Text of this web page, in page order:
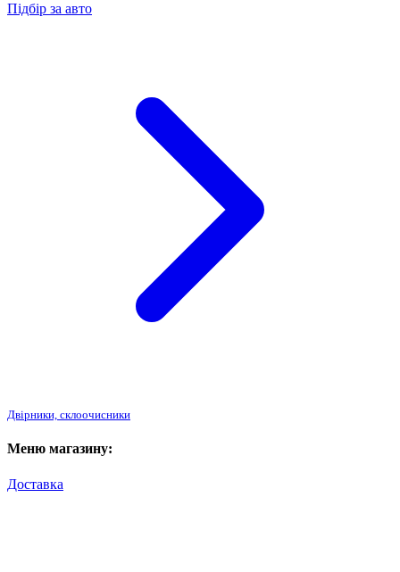
Підбір за авто
Двірники, склоочисники
Меню магазину:
Доставка